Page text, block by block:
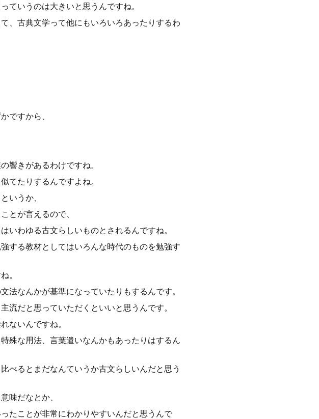
ていうのは大きいと思うんですね。
、古典文学って他にもいろいろあったりするわ
ですから、
響きがあるわけですね。
てたりするんですよね。
いうか、
とが言えるので、
いわゆる古文らしいものとされるんですね。
する教材としてはいろんな時代のものを勉強す
。
法なんかが基準になっていたりもするんです。
流だと思っていただくといいと思うんです。
ないんですね。
殊な用法、言葉遣いなんかもあったりはするん
べるとまだなんていうか古文らしいんだと思う
味だなとか、
たことが非常にわかりやすいんだと思うんで